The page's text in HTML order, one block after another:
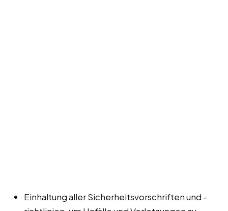
Einhaltung aller Sicherheitsvorschriften und -